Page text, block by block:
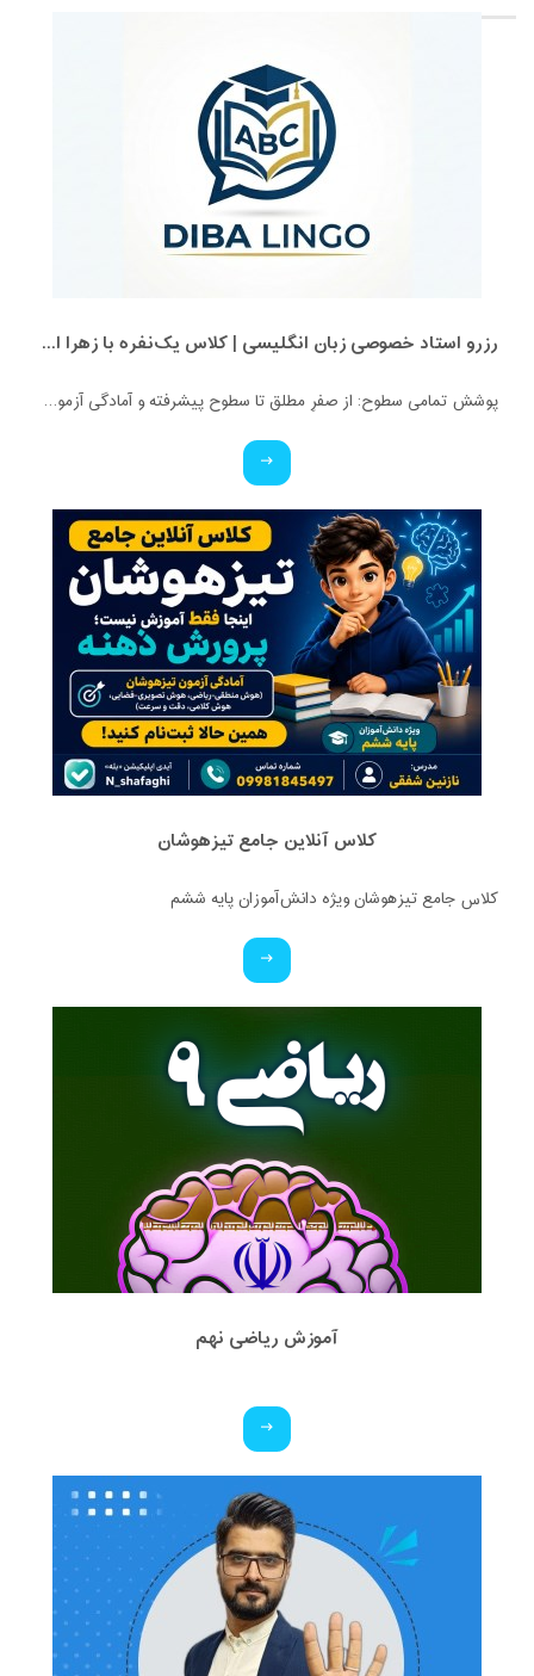
رزرو استاد خصوصی زبان انگلیسی | کلاس یک‌نفره با زهرا اسفندیاری + مشاوره رایگان
پوشش تمامی سطوح: از صفرِ مطلق تا سطوح پیشرفته و آمادگی آزمون‌ها. ✅ ویژه تمامی پایه‌ها: کلاس‌های اختصاصی برای کودکان، نوجوانان و بزرگسالان. ✅ بستر آموزشی حرفه‌ای: برگزاری کلاس‌ها در محیط تعاملی اسکای‌روم (Skyroom) و بیگ‌بلو‌باتن (BBB) (بدون نیاز به نصب برنامه و با محیطی کاملاً فارسی و ساده). ✅ تضمین کیفیت: مدرس دوره، کارشناس آموزش زبان انگلیسی و متخصص متدهای نوین تدریس. ✅ قیمت استثنایی: هدف ما عدالت آموزشیه، پس با کمترین هزینه، بهترین کیفیت رو تجربه کنید!
کلاس آنلاین جامع تیزهوشان
کلاس جامع تیزهوشان ویژه دانش‌آموزان پایه ششم
آموزش ریاضی نهم